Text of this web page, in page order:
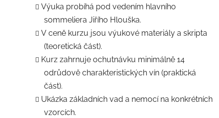
Výuka probíhá pod vedením hlavního
sommeliera Jiřího Hlouška.
V ceně kurzu jsou výukové materiály a skripta
(teoretická část).
Kurz zahrnuje ochutnávku minimálně 14
odrůdově charakteristických vín (praktická
část).
Ukázka základních vad a nemocí na konkrétních
vzorcích.